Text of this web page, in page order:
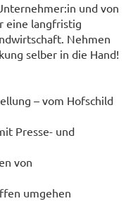
und von
eine langfristig
Nehmen
selber in die Hand!
– vom Hofschild
Presse- und
von
umgehen